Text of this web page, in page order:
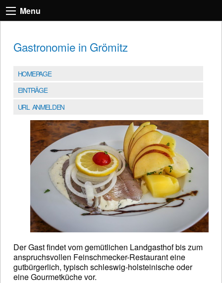
Menu
Gastronomie in Grömitz
HOMEPAGE
EINTRÄGE
URL ANMELDEN
Der Gast findet vom gemütlichen Landgasthof bis zum
anspruchsvollen Feinschmecker-Restaurant eine
gutbürgerlich, typisch schleswig-holsteinische oder
eine Gourmetküche vor.